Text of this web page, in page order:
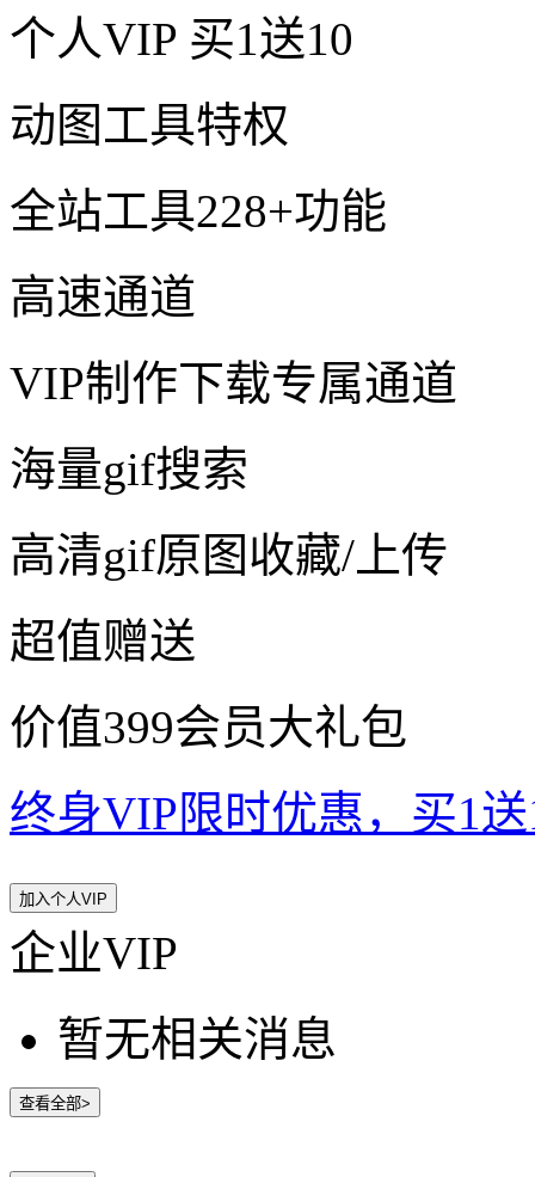
个人VIP 买1送10
动图工具特权
全站工具228+功能
高速通道
VIP制作下载专属通道
海量gif搜索
高清gif原图收藏/上传
超值赠送
价值399会员大礼包
终身VIP限时优惠，买1
加入个人VIP
企业VIP
暂无相关消息
查看全部>